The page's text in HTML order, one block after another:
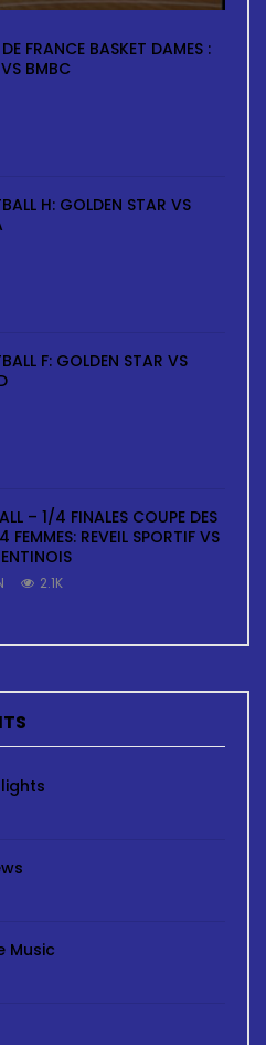
FRANCE BASKET DAMES :
BMBC
H: GOLDEN STAR VS
F: GOLDEN STAR VS
– 1/4 FINALES COUPE DES
FEMMES: REVEIL SPORTIF VS
2.1K
Music